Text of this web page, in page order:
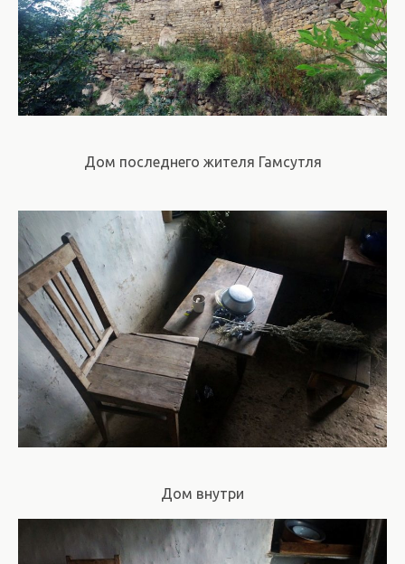
Дом последнего жителя Гамсутля
Дом внутри